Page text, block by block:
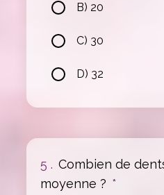
B) 20
C) 30
D) 32
5 . Combien de
moyenne ? *